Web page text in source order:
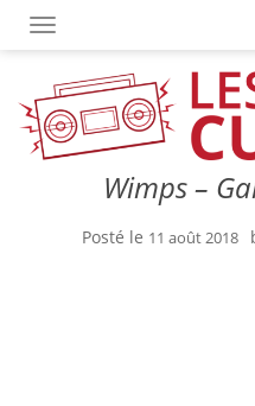
OUVRIR/FERMER LA
Wimps –
Posté le 11 août 2018